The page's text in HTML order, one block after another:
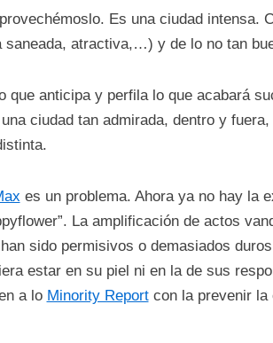
Es una ciudad intensa.
atractiva,…) y de lo no tan
anticipa y perfila lo que acabará
ciudad tan admirada, dentro y
es un problema. Ahora ya no hay la
La amplificación de actos
sido permisivos o demasiados
estar en su piel ni en la de sus
a lo Minority Reportcon la prevenir la